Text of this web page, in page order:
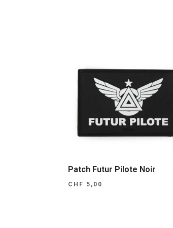
Patch Futur Pilote Noir
CHF 5,00